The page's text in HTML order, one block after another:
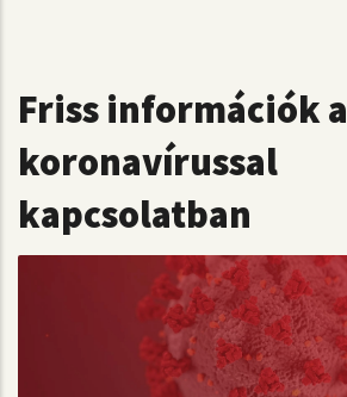
Friss információk a
koronavírussal
kapcsolatban